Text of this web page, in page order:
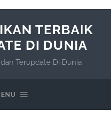
TERBAIK
DI DUNIA
Terupdate Di Dunia